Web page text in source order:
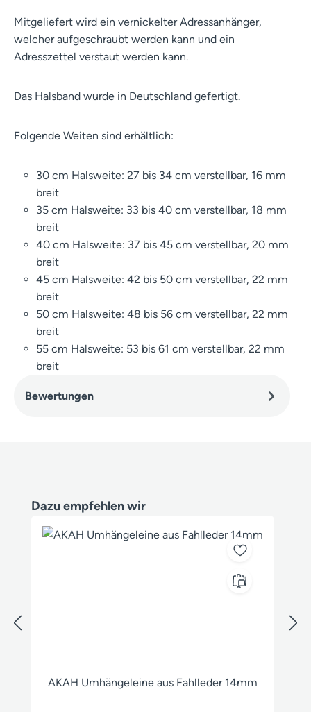
Mitgeliefert wird ein vernickelter Adressanhänger,
welcher aufgeschraubt werden kann und ein
Adresszettel verstaut werden kann.
Das Halsband wurde in Deutschland gefertigt.
Folgende Weiten sind erhältlich:
30 cm Halsweite: 27 bis 34 cm verstellbar, 16 mm
breit
35 cm Halsweite: 33 bis 40 cm verstellbar, 18 mm
breit
40 cm Halsweite: 37 bis 45 cm verstellbar, 20 mm
breit
45 cm Halsweite: 42 bis 50 cm verstellbar, 22 mm
breit
50 cm Halsweite: 48 bis 56 cm verstellbar, 22 mm
breit
55 cm Halsweite: 53 bis 61 cm verstellbar, 22 mm
breit
Bewertungen
Produktgalerie überspringen
Dazu empfehlen wir
AKAH Umhängeleine aus Fahlleder 14mm